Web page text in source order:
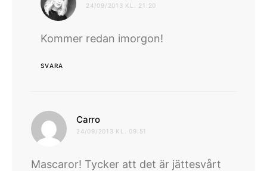
24/09/2013 KL. 21:20
Kommer redan imorgon!
SVARA
Carro
24/09/2013 KL. 09:51
Mascaror! Tycker att det är jättesvårt